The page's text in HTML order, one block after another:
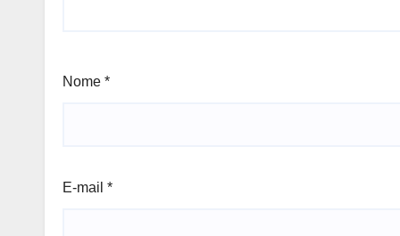
Nome *
E-mail *